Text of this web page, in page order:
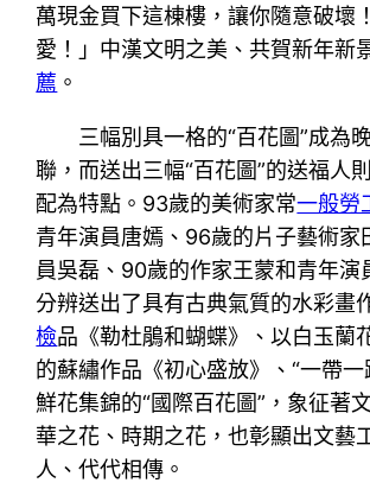
萬現金買下這棟樓，讓你隨意破壞
愛！」中漢文明之美、共賀新年新
薦 。
三幅別具一格的“百花圖”成為
聯，而送出三幅“百花圖”的送福人
配為特點。93歲的美術家常一般勞
青年演員唐嫣、96歲的片子藝術家
員吳磊、90歲的作家王蒙和青年演
分辨送出了具有古典氣質的水彩畫
檢品《勒杜鵑和蝴蝶》、以白玉蘭
的蘇繡作品《初心盛放》、“一帶一
鮮花集錦的“國際百花圖”，象征著
華之花、時期之花，也彰顯出文藝
人、代代相傳。